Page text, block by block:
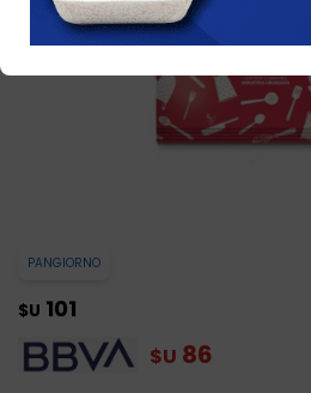
PANGIORNO
$U 101
$U 86